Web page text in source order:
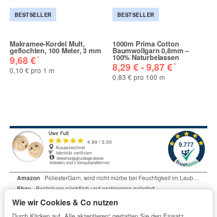
BESTSELLER
Makramee-Kordel Mult,
geflochten, 100 Meter, 3 mm
9,68 €*
0,10 € pro 1 m
BESTSELLER
1000m Prima Cotton
Baumwollgarn 0,8mm –
100% Naturbelassen
8,29 € -9,87 €*
0,83 € pro 100 m
Wie wir Cookies & Co nutzen